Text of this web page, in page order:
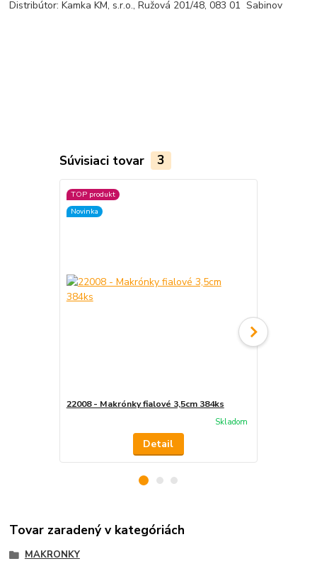
Distribútor: Kamka KM, s.r.o., Ružová 201/48, 083 01 Sabinov
Súvisiaci tovar 3
TOP produkt
Novinka
22008 - Makrónky fialové 3,5cm 384ks
Skladom
Detail
Tovar zaradený v kategóriách
MAKRONKY